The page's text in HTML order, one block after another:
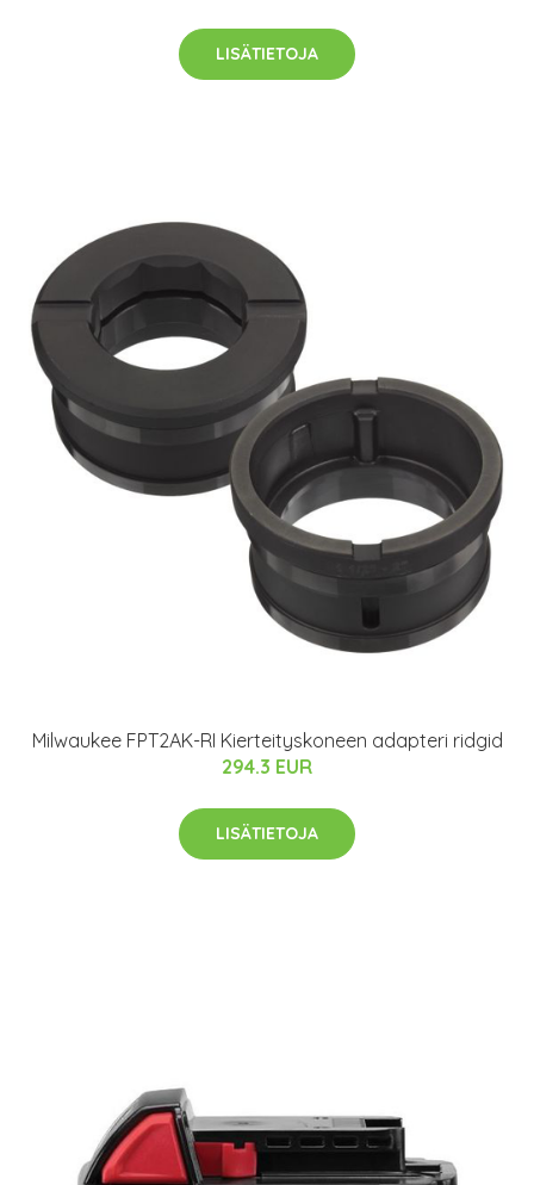
LISÄTIETOJA
Milwaukee FPT2AK-RI Kierteityskoneen adapteri ridgid
294.3 EUR
LISÄTIETOJA